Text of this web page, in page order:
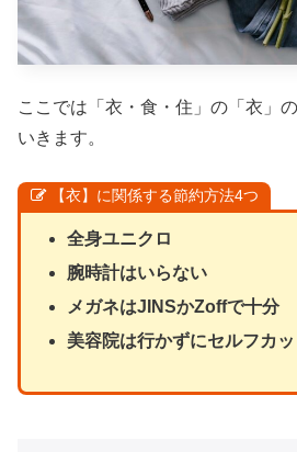
ここでは「衣・食・住」の「衣」
いきます。
【衣】に関係する節約方法4つ
全身ユニクロ
腕時計はいらない
メガネはJINSかZoffで十分
美容院は行かずにセルフカッ